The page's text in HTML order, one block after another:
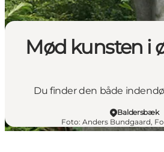
Mød kunsten i
Du finder den både
Baldersbæk
Foto: Anders Bundgaard,